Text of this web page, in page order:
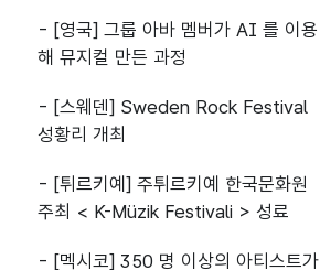
- [영국] 그룹 아바 멤버가 AI 를 이용
해 뮤지컬 만든 과정
- [스웨덴] Sweden Rock Festival
성황리 개최
- [튀르키예] 주튀르키예 한국문화원
주최 < K-Müzik Festivali > 성료
- [멕시코] 350 명 이상의 아티스트가